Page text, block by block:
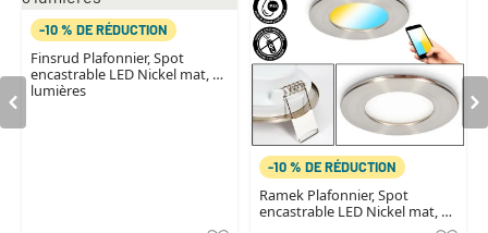
-10 % DE RÉDUCTION
Finsrud Plafonnier, Spot
encastrable LED Nickel mat, 3
lumières
-10 % DE RÉDUCTION
Ramek Plafonnier, Spot
encastrable LED Nickel mat, 3